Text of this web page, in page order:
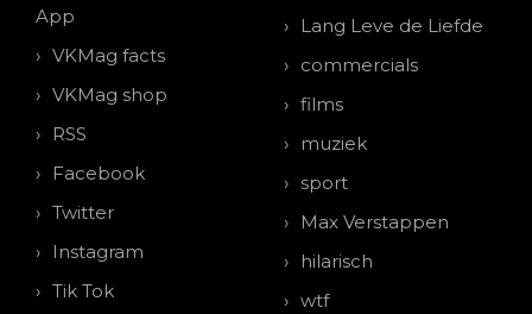
App
VKMag facts
VKMag shop
RSS
Facebook
Twitter
Instagram
Tik Tok
Lang Leve de Liefde
commercials
films
muziek
sport
Max Verstappen
hilarisch
wtf